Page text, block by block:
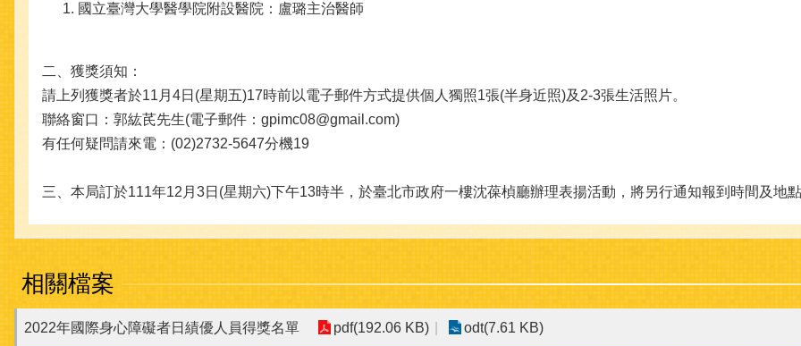
國立臺灣大學醫學院附設醫院：盧璐主治醫師
二、獲獎須知：
請上列獲獎者於11月4日(星期五)17時前以電子郵件方式提供個人獨照1張(半身近照)及2-3張生活照片。
聯絡窗口：郭紘芪先生(電子郵件：gpimc08@gmail.com)
有任何疑問請來電：(02)2732-5647分機19
三、本局訂於111年12月3日(星期六)下午13時半，於臺北市政府一樓沈葆楨廳辦理表揚活動，將另行通知報到時間及地
相關檔案
2022年國際身心障礙者日績優人員得獎名單 pdf(192.06 KB) odt(7.61 KB)